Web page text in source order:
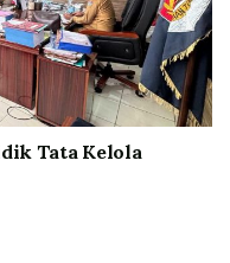
Tata Kelola